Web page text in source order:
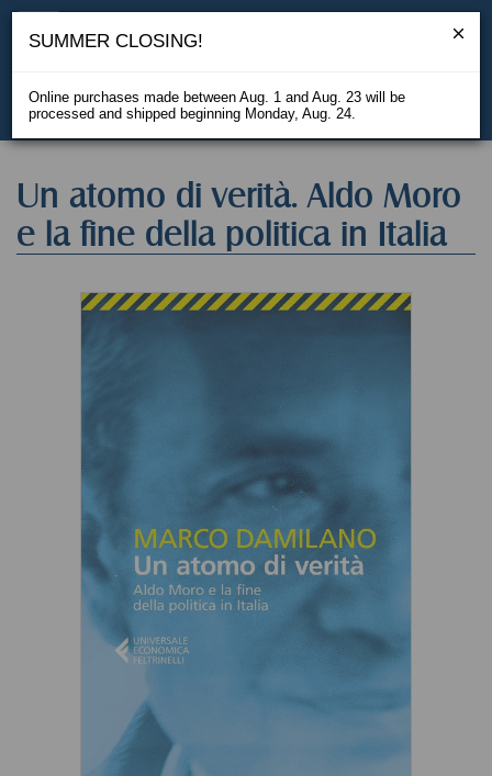
Un atomo di verità. Aldo Moro
e la fine della politica in Italia
SUMMER CLOSING!
Online purchases made between Aug. 1 and Aug. 23 will be
processed and shipped beginning Monday, Aug. 24.